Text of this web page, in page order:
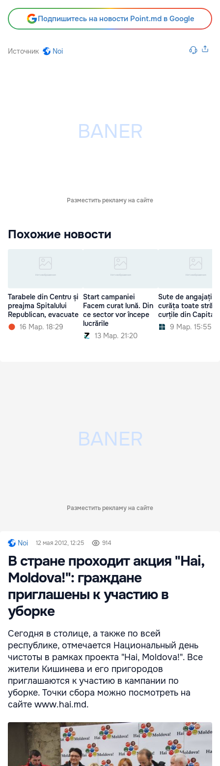
Подпишитесь на новости Point.md в Google
Источник Noi
Разместить рекламу на сайте
Похожие новости
Tarabele din Centru și
preajma Spitalului
Republican, evacuate
16 Мар. 18:29
Start campaniei
Facem curat lună. Din
ce sector vor începe
lucrările
13 Мар. 21:20
Sute de angajați
curăța toate
curțile din Capitală
9 Мар. 15:55
Разместить рекламу на сайте
Noi 12 мая 2012, 12:25 914
В стране проходит акция "Hai,
Moldova!": граждане
приглашены к участию в
уборке
Сегодня в столице, а также по всей
республике, отмечается Национальный день
чистоты в рамках проекта "Hai, Moldova!". Все
жители Кишинева и его пригородов
приглашаются к участию в кампании по
уборке. Точки сбора можно посмотреть на
сайте www.hai.md.